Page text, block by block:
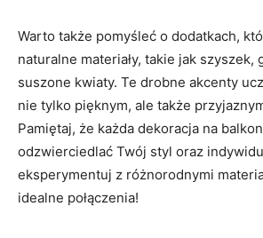
Warto także pomyśleć o dodatkach,
naturalne materiały, takie jak szyszek,
suszone kwiaty. Te drobne akcenty
nie tylko pięknym, ale także
Pamiętaj, że każda dekoracja na
odzwierciedlać Twój styl oraz
eksperymentuj z różnorodnymi
idealne połączenia!